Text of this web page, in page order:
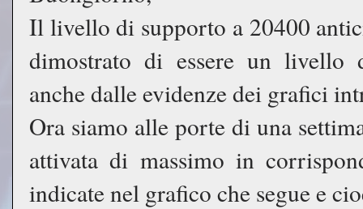
Il livello di supporto a 20400
dimostrato di essere un livello
anche dalle evidenze dei grafici
Ora siamo alle porte di una
attivata di massimo in
indicate nel grafico che segue e